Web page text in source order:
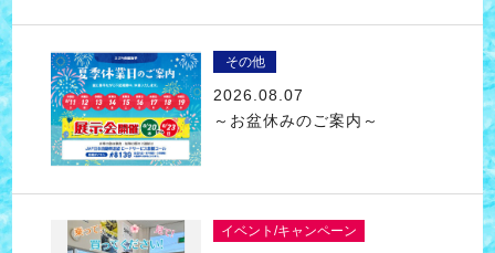
その他
2026.08.07
～お盆休みのご案内～
イベント/キャンペーン